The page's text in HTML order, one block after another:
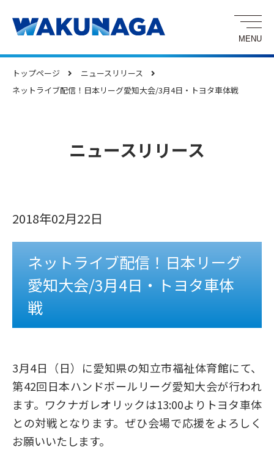
トップページ
ニュースリリース
ネットライブ配信！日本リーグ愛知大会/3月4日・トヨタ車体戦
ニュースリリース
2018年02月22日
ネットライブ配信！日本リーグ
愛知大会/3月4日・トヨタ車体
戦
3月4日（日）に愛知県の知立市福祉体育館にて、
第42回日本ハンドボールリーグ愛知大会が行われ
ます。ワクナガレオリックは13:00よりトヨタ車体
との対戦となります。ぜひ会場で応援をよろしく
お願いいたします。